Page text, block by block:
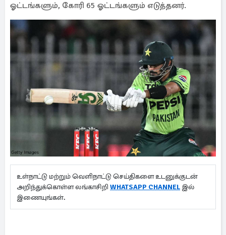
ஓட்டங்களும், கோரி 65 ஓட்டங்களும் எடுத்தனர்.
உள்நாட்டு மற்றும் வெளிநாட்டு செய்திகளை உடனுக்குடன்
அறிந்துக்கொள்ள லங்காசிறி WHATSAPP CHANNEL இல்
இணையுங்கள்.